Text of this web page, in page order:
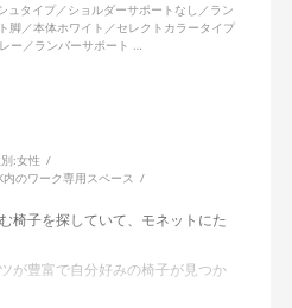
タイプ／ショルダーサポートなし／ラン
脚／本体ホワイト／セレクトカラータイプ
ー／ランバーサポート …
:女性
内のワーク専用スペース
椅子を探していて、モネットにた
が豊富で自分好みの椅子が見つか